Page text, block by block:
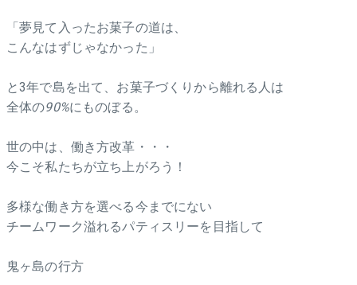
「夢見て入ったお菓子の道は、
こんなはずじゃなかった」
と3年で島を出て、お菓子づくりから離れる人は
全体の90%にものぼる。
世の中は、働き方改革・・・
今こそ私たちが立ち上がろう！
多様な働き方を選べる今までにない
チームワーク溢れるパティスリーを目指して
鬼ヶ島の行方